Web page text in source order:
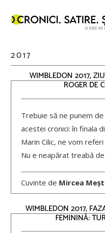
2017
WIMBLEDON 2017,
ROGER DE
Trebuie să ne punem
acestei cronici: în finala
Marin Cilic, ne vom
Nu e neapărat treabă
Cuvinte de Mircea
WIMBLEDON 2017,
FEMININĂ: